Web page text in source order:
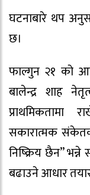
घटनाबारे थप
छ।
फाल्गुन २१ को आम
बालेन्द्र शाह
प्राथमिकतामा
सकारात्मक
निष्क्रिय छैन”
बढाउने आधार